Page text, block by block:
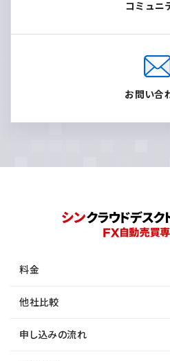
コミュニ
お問い合
料金
他社比較
申し込みの流れ